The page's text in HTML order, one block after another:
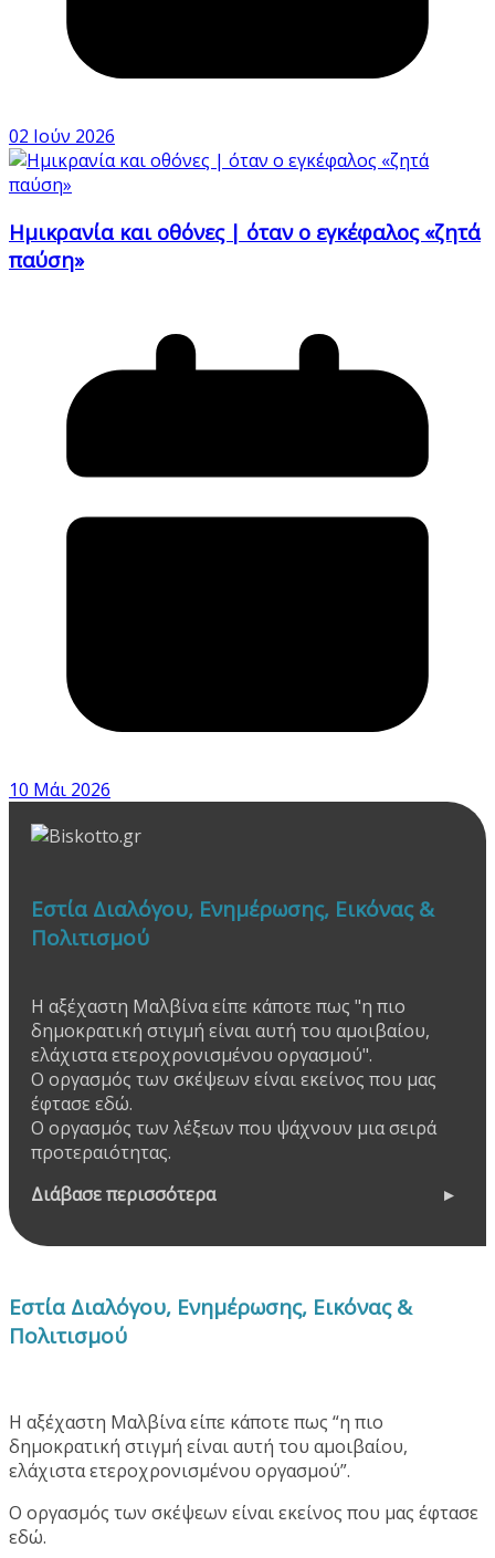
02 Ιούν 2026
Ημικρανία και οθόνες | όταν ο εγκέφαλος «ζητά
παύση»
10 Μάι 2026
Εστία Διαλόγου, Ενημέρωσης, Εικόνας &
Πολιτισμού
Η αξέχαστη Μαλβίνα είπε κάποτε πως "η πιο
δημοκρατική στιγμή είναι αυτή του αμοιβαίου,
ελάχιστα ετεροχρονισμένου οργασμού".
Ο οργασμός των σκέψεων είναι εκείνος που μας
έφτασε εδώ.
Ο οργασμός των λέξεων που ψάχνουν μια σειρά
προτεραιότητας.
Διάβασε περισσότερα
Εστία Διαλόγου, Ενημέρωσης, Εικόνας &
Πολιτισμού
Η αξέχαστη Μαλβίνα είπε κάποτε πως “η πιο
δημοκρατική στιγμή είναι αυτή του αμοιβαίου,
ελάχιστα ετεροχρονισμένου οργασμού”.
Ο οργασμός των σκέψεων είναι εκείνος που μας έφτασε
εδώ.